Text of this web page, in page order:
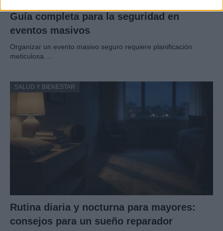
Guía completa para la seguridad en
eventos masivos
Organizar un evento masivo seguro requiere planificación
meticulosa.…
SALUD Y BIENESTAR
Rutina diaria y nocturna para mayores:
consejos para un sueño reparador